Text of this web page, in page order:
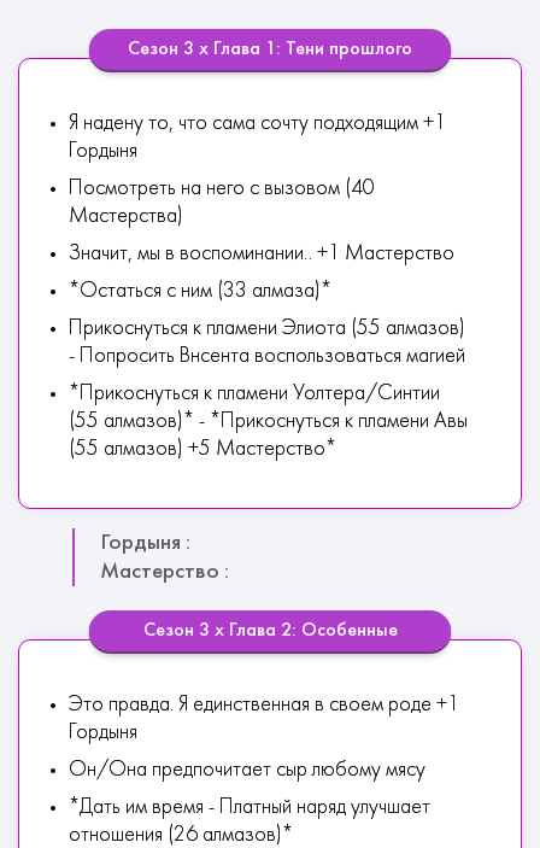
Сезон 3 х Глава 1: Тени прошлого
Я надену то, что сама сочту подходящим +1
Гордыня
Посмотреть на него с вызовом (40
Мастерства)
Значит, мы в воспоминании.. +1 Мастерство
*Остаться с ним (33 алмаза)*
Прикоснуться к пламени Элиота (55 алмазов)
- Попросить Внсента воспользоваться магией
*Прикоснуться к пламени Уолтера/Синтии
(55 алмазов)* - *Прикоснуться к пламени Авы
(55 алмазов) +5 Мастерство*
Гордыня :
Мастерство :
Сезон 3 х Глава 2: Особенные
Это правда. Я единственная в своем роде +1
Гордыня
Он/Она предпочитает сыр любому мясу
*Дать им время - Платный наряд улучшает
отношения (26 алмазов)*